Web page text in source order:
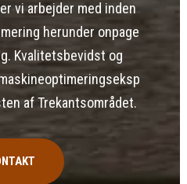
vi arbejder med inden
herunder onpage
Kvalitetsbevidst og
af Trekantsområdet.